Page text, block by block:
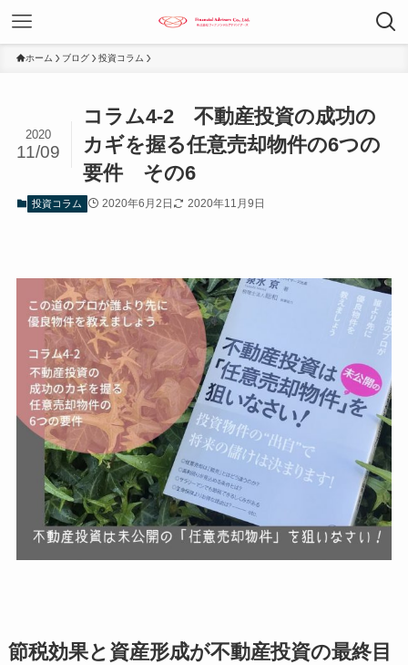
ホーム ブログ 投資コラム
コラム4-2 不動産投資の成功の
カギを握る任意売却物件の6つの
要件 その6
2020
11/09
投資コラム 2020年6月2日 2020年11月9日
節税効果と資産形成が不動産投資の最終目